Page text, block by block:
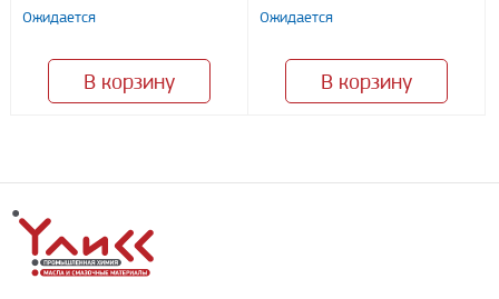
Ожидается
В корзину
Ожидается
В корзину